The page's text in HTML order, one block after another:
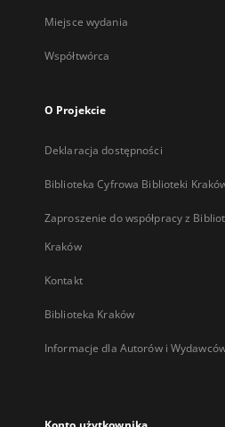
Miejsce wydania
Współtwórca
O Projekcie
Deklaracja dostępności
Biblioteka Cyfrowa Biblioteki
Zaproszenie do współpracy z
Kraków
Kontakt
Biblioteka Kraków
Informacje dla Autorów i